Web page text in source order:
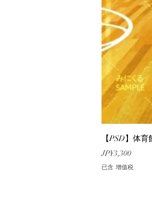
【PSD】体
價格
JP¥3,300
已含 增值税